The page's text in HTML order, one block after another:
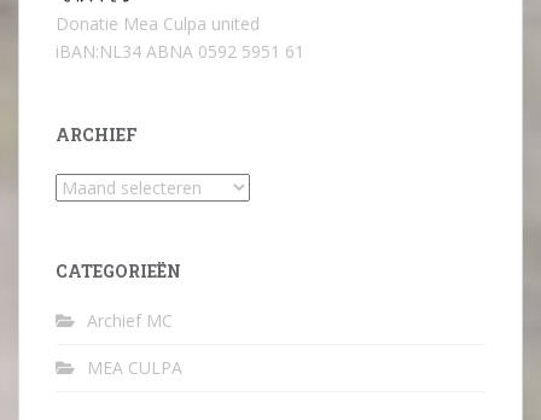
Donatie Mea Culpa united
iBAN:NL34 ABNA 0592 5951 61
ARCHIEF
Archief
CATEGORIEËN
Archief MC
MEA CULPA